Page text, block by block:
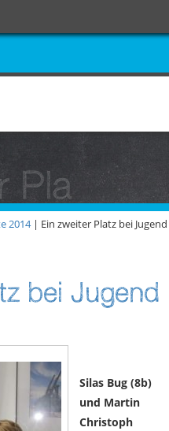
Pla
2014| Ein zweiter Platz bei Jugend
bei Jugend
Silas Bug (8b)
und Martin
Christoph